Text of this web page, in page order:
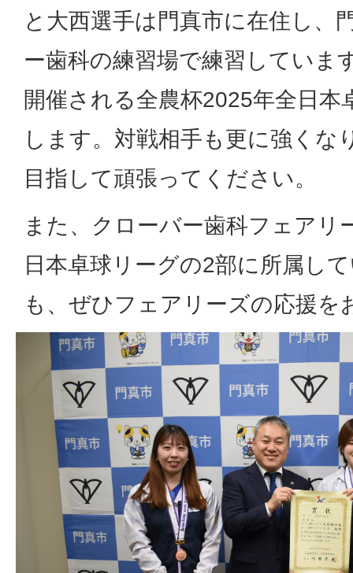
と大西選手は門真市に在住し、
ー歯科の練習場で練習していま
開催される全農杯2025年全日本
します。対戦相手も更に強くな
目指して頑張ってください。
また、クローバー歯科フェアリ
日本卓球リーグの2部に所属し
も、ぜひフェアリーズの応援を